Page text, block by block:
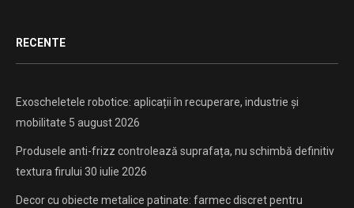
RECENTE
Exoscheletele robotice: aplicații în recuperare, industrie și
mobilitate 5 august 2026
Produsele anti-frizz controlează suprafața, nu schimbă definitiv
textura firului 30 iulie 2026
Decor cu obiecte metalice patinate: farmec discret pentru